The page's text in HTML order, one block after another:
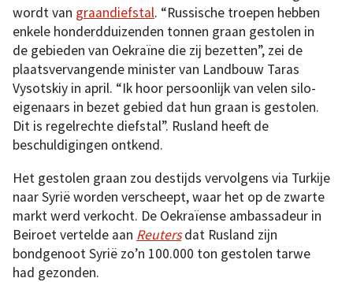
wordt van graandiefstal. “Russische troepen hebben
enkele honderdduizenden tonnen graan gestolen in
de gebieden van Oekraïne die zij bezetten”, zei de
plaatsvervangende minister van Landbouw Taras
Vysotskiy in april. “Ik hoor persoonlijk van velen silo-
eigenaars in bezet gebied dat hun graan is gestolen.
Dit is regelrechte diefstal”. Rusland heeft de
beschuldigingen ontkend.
Het gestolen graan zou destijds vervolgens via Turkije
naar Syrië worden verscheept, waar het op de zwarte
markt werd verkocht. De Oekraïense ambassadeur in
Beiroet vertelde aan Reutersdat Rusland zijn
bondgenoot Syrië zo’n 100.000 ton gestolen tarwe
had gezonden.